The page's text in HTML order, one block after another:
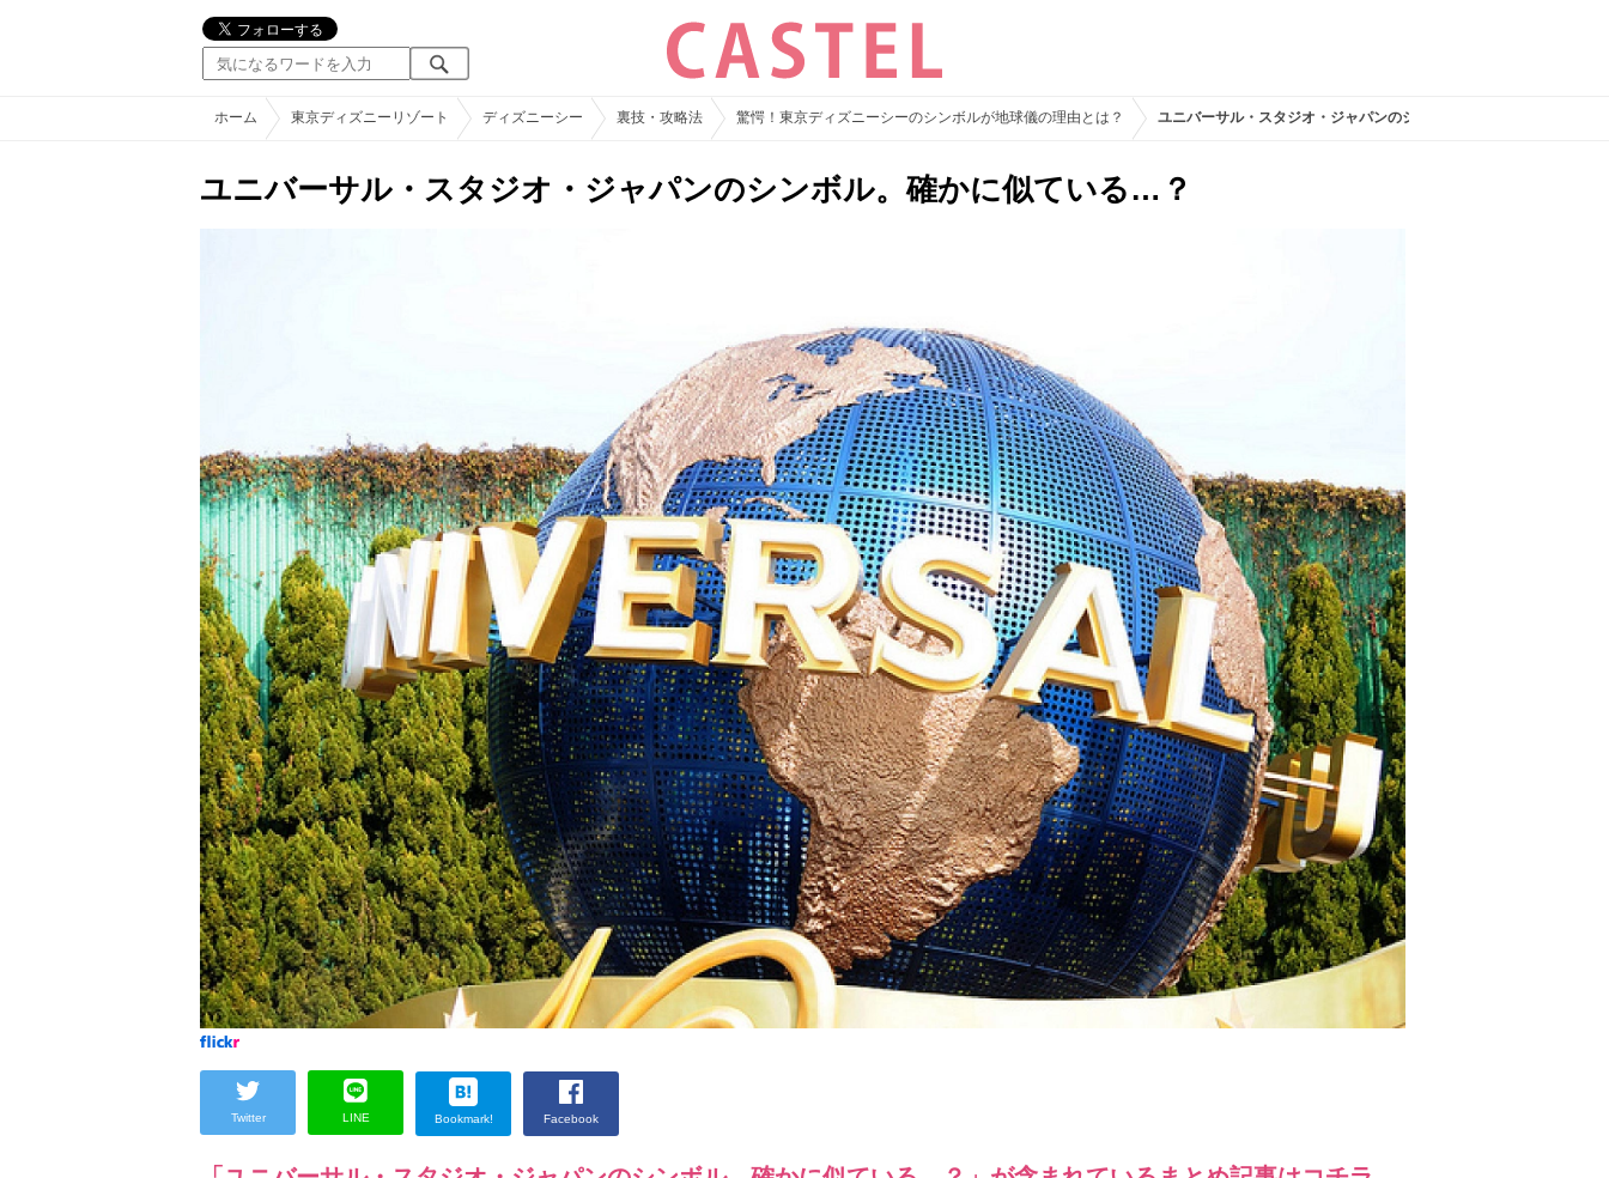
ホーム 東京ディズニーリゾート ディズニーシー 裏技・攻略法 驚愕！東京ディズニーシーのシンボルが地球儀の理由とは？ ユニバーサル・スタジオ・ジャパンのシンボル。確かに似ている…？
ユニバーサル・スタジオ・ジャパンのシンボル。確かに似ている…？
Twitter LINE Bookmark! Facebook